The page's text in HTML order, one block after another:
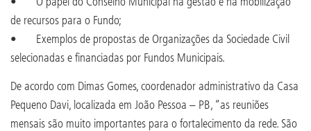
de recursos para o Fundo;
• Exemplos de propostas de Organizações da Sociedade Civil
selecionadas e financiadas por Fundos Municipais.
De acordo com Dimas Gomes, coordenador administrativo da Casa
Pequeno Davi, localizada em João Pessoa – PB, “as reuniões
mensais são muito importantes para o fortalecimento da rede. São